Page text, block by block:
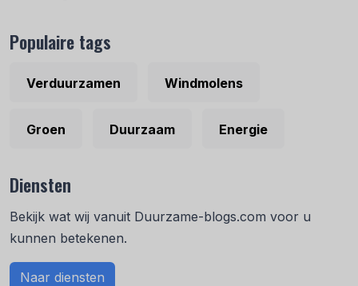
Populaire tags
Verduurzamen Windmolens
Groen Duurzaam Energie
Diensten
Bekijk wat wij vanuit Duurzame-blogs.com voor u
kunnen betekenen.
Naar diensten